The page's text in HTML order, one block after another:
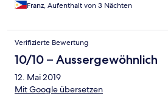
Franz, Aufenthalt von 3 Nächten
Verifizierte Bewertung
10/10 – Aussergewöhnlich
12. Mai 2019
Mit Google übersetzen